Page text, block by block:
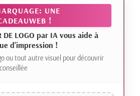
UNE
!
DE LOGO par IA vous aide à
d'impression !
ou tout autre visuel pour découvrir